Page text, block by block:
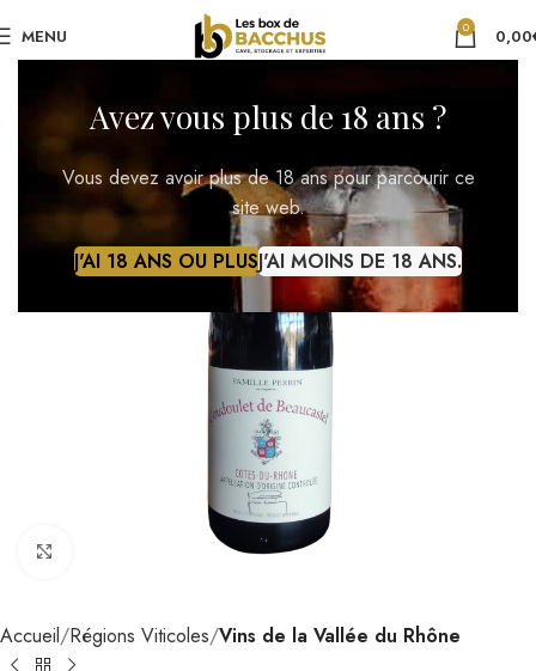
Avez vous plus de 18 ans ?
Vous devez avoir plus de 18 ans pour parcourir ce
site web.
J'AI 18 ANS OU PLUSJ'AI MOINS DE 18 ANS.
MENU 0 0,00
Cliquez pour agrandir
Accueil Régions Viticoles Vins de la Vallée du Rhône